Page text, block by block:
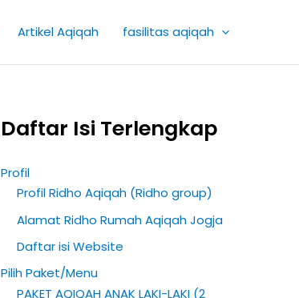
Artikel Aqiqah fasilitas aqiqah
Daftar Isi Terlengkap
Profil
Profil Ridho Aqiqah (Ridho group)
Alamat Ridho Rumah Aqiqah Jogja
Daftar isi Website
Pilih Paket/Menu
PAKET AQIQAH ANAK LAKI-LAKI (2
o
i
i